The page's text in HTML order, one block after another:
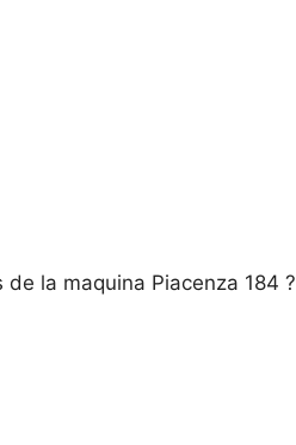
la maquina Piacenza 184 ?